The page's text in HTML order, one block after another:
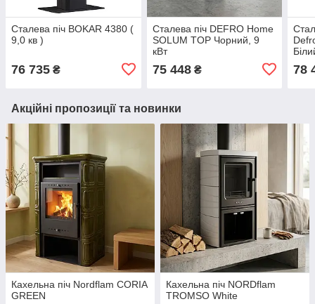
Сталева піч BOKAR 4380 (
9,0 кв )
76 735 ₴
Сталева піч DEFRO Home
SOLUM TOP Чорний, 9
кВт
75 448₴ 78
Акційні пропозиції та новинки
Кахельна піч Nordflam CORIA
GREEN
Кахельна піч NORDflam
TROMSO White